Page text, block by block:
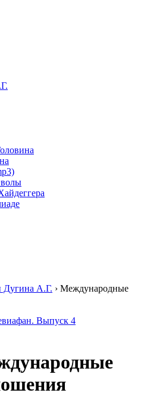
Дугина А.Г. › Международные
Выпуск 4